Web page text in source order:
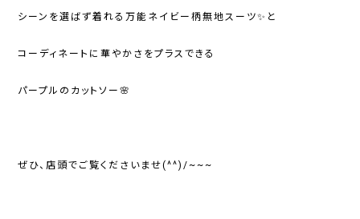
シーンを選ばず着れる万能ネイビー柄無地スーツ✨と
コーディネートに華やかさをプラスできる
パープルのカットソー🌸
ぜひ、店頭でご覧くださいませ(^^)/~~~